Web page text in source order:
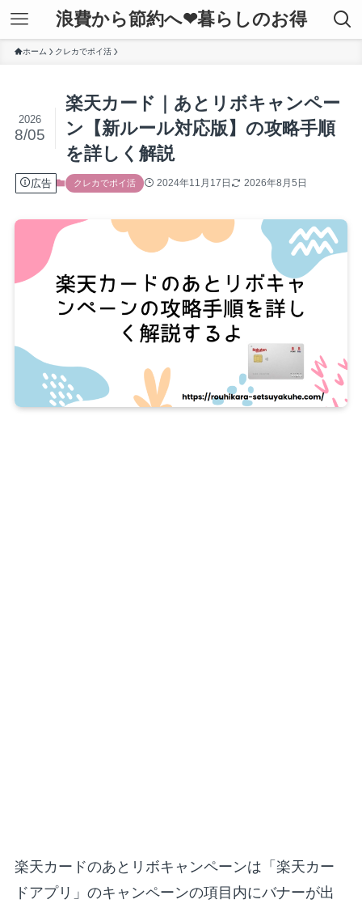
浪費から節約へ❤暮らしのお得
ホーム クレカでポイ活
楽天カード｜あとリボキャンペー
ン【新ルール対応版】の攻略手順
を詳しく解説
2026
8/05
広告 クレカでポイ活 2024年11月17日 2026年8月5日
楽天カードのあとリボキャンペーンは「楽天カー
ドアプリ」のキャンペーンの項目内にバナーが出